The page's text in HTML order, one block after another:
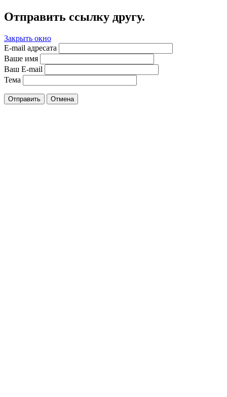
Отправить ссылку другу.
Закрыть окно
E-mail адресата
Ваше имя
Ваш E-mail
Тема
Отправить Отмена